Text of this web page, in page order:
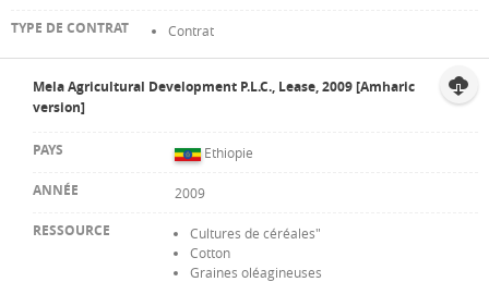
Contrat
Mela Agricultural Development P.L.C., Lease, 2009 [Amharic
version]
Ethiopie
2009
Cultures de céréales"
Cotton
Graines oléagineuses